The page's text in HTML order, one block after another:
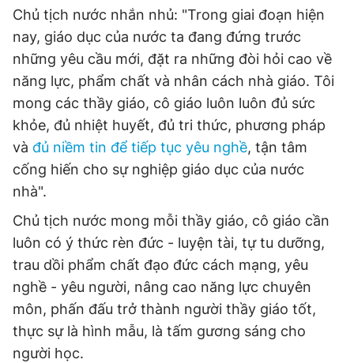
Chủ tịch nước nhắn nhủ: "Trong giai đoạn hiện
nay, giáo dục của nước ta đang đứng trước
những yêu cầu mới, đặt ra những đòi hỏi cao về
năng lực, phẩm chất và nhân cách nhà giáo. Tôi
mong các thầy giáo, cô giáo luôn luôn đủ sức
khỏe, đủ nhiệt huyết, đủ tri thức, phương pháp
và đủ niềm tin để tiếp tục yêu nghề, tận tâm
cống hiến cho sự nghiệp giáo dục của nước
nhà".
Chủ tịch nước mong mỗi thầy giáo, cô giáo cần
luôn có ý thức rèn đức - luyện tài, tự tu dưỡng,
trau dồi phẩm chất đạo đức cách mạng, yêu
nghề - yêu người, nâng cao năng lực chuyên
môn, phấn đấu trở thành người thầy giáo tốt,
thực sự là hình mẫu, là tấm gương sáng cho
người học.